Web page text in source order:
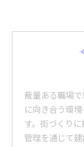
裁量ある職場
に向き合う環
す。街づくり
管理を通じて